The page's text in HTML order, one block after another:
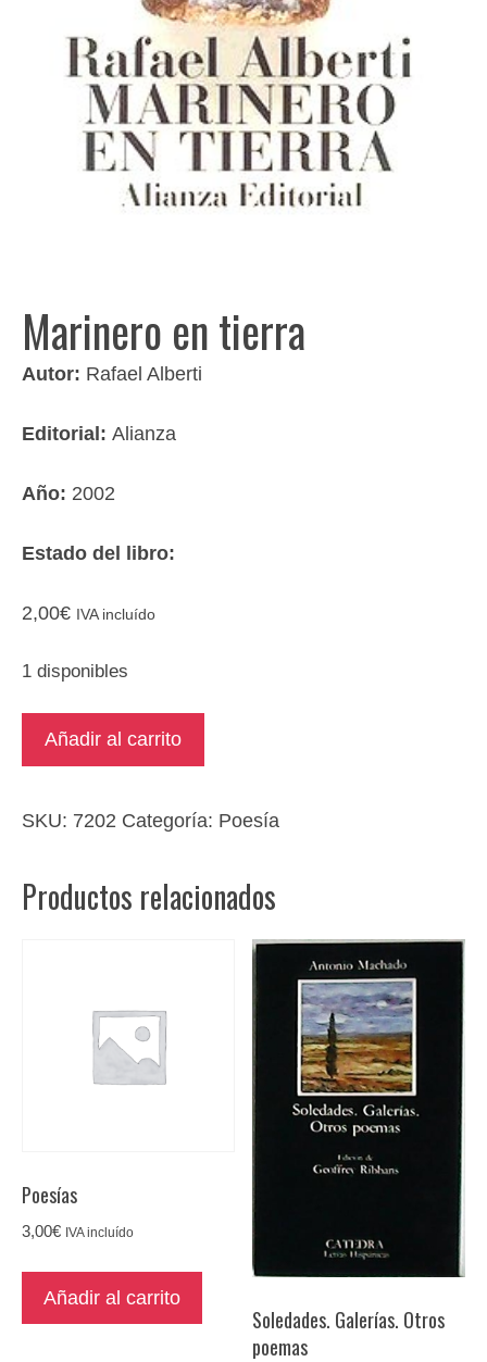
Marinero en tierra
Autor: Rafael Alberti
Editorial: Alianza
Año: 2002
Estado del libro:
2,00€ IVA incluído
1 disponibles
Marinero
cantidad
Añadir al carrito
SKU: 7202 Categoría: Poesía
Productos relacionados
Poesías
3,00€ IVA incluído
Añadir al carrito
Soledades. Galerías. Otros
poemas